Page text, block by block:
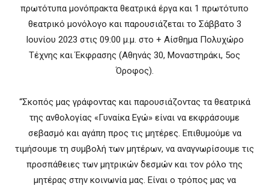
πρωτότυπα μονόπρακτα θεατρικά έργα και 1 πρωτότυπο
θεατρικό μονόλογο και παρουσιάζεται το Σάββατο 3
Ιουνίου 2023 στις 09:00 μ.μ. στο + Αίσθημα Πολυχώρο
Τέχνης και Έκφρασης (Αθηνάς 30, Μοναστηράκι, 5ος
Όροφος).
“Σκοπός μας γράφοντας και παρουσιάζοντας τα θεατρικά
της ανθολογίας «Γυναίκα Εγώ» είναι να εκφράσουμε
σεβασμό και αγάπη προς τις μητέρες. Επιθυμούμε να
τιμήσουμε τη συμβολή των μητέρων, να αναγνωρίσουμε τις
προσπάθειες των μητρικών δεσμών και τον ρόλο της
μητέρας στην κοινωνία μας. Είναι ο τρόπος μας να